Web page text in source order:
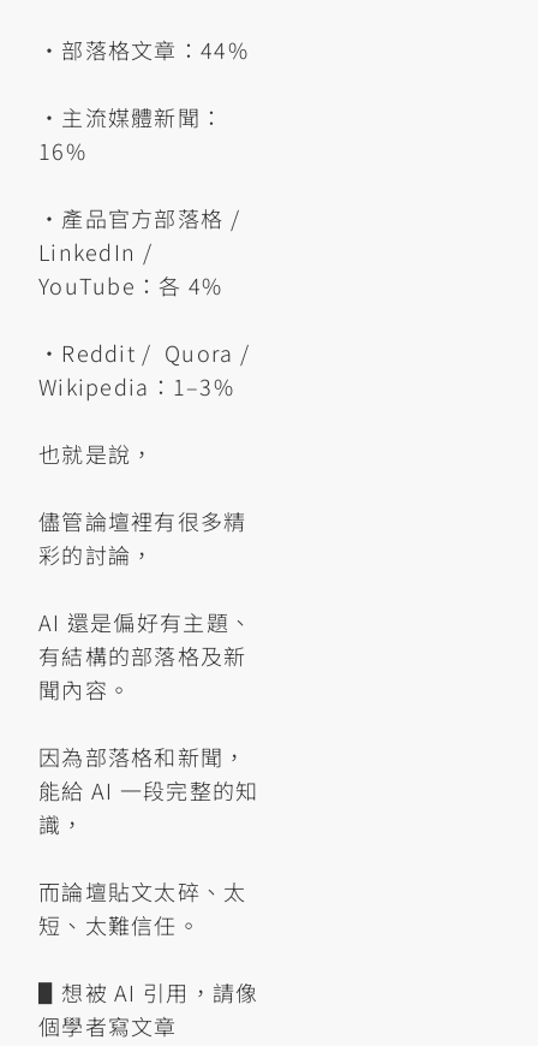
•部落格文章：44%
•主流媒體新聞：
16%
•產品官方部落格 /
LinkedIn /
YouTube：各 4%
•Reddit / ​ Quora /
Wikipedia：1–3%
也就是說，
儘管論壇裡有很多精
彩的討論，
AI 還是偏好有主題、
有結構的部落格及新
聞內容。
因為部落格和新聞，
能給 AI 一段完整的知
識，
而論壇貼文太碎、太
短、太難信任。
▋想被 AI 引用，請像
個學者寫文章